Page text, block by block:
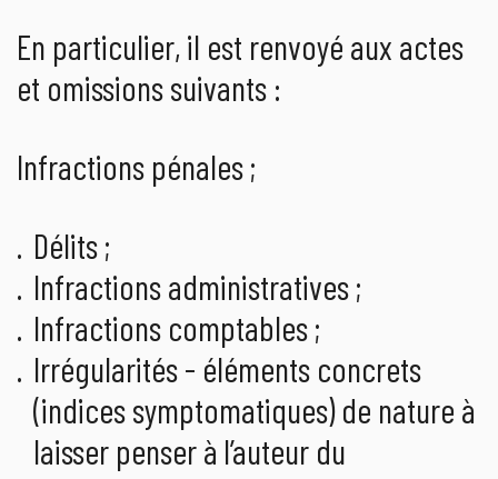
En particulier, il est renvoyé aux actes
et omissions suivants :
Infractions pénales ;
Délits ;
Infractions administratives ;
Infractions comptables ;
Irrégularités - éléments concrets
(indices symptomatiques) de nature à
laisser penser à l’auteur du